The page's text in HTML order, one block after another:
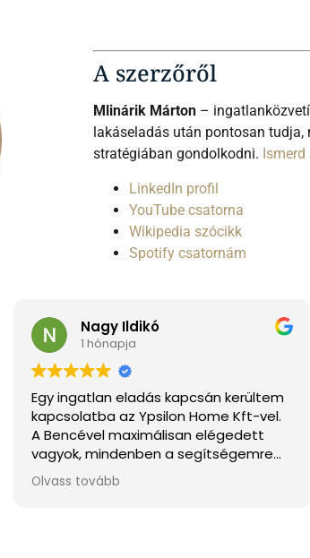
A szerzőről
Mlinárik Márton–
lakáseladás után pontosan
stratégiában gondolkodni.
LinkedIn profil
YouTube csatorna
Wikipedia szócikk
Spotify csatornám
Nagy Ildikó
1 hónapja
Egy ingatlan eladás kapcsán kerültem
kapcsolatba az Ypsilon Home Kft-vel.
A Bencével maximálisan elégedett
vagyok, mindenben a segítségemre
volt. Ha elérni nem tudtam telefonon,
akkor még aznap kaptam Tőle egy
Olvass tovább